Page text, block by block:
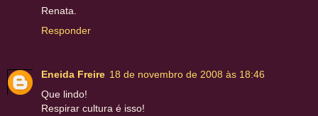
Renata.
Responder
Eneida Freire 18 de novembro de 2008 às 18:46
Que lindo!
Respirar cultura é isso!